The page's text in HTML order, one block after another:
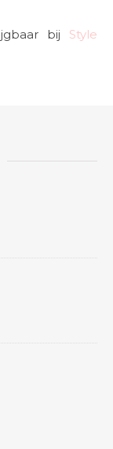
bij Style